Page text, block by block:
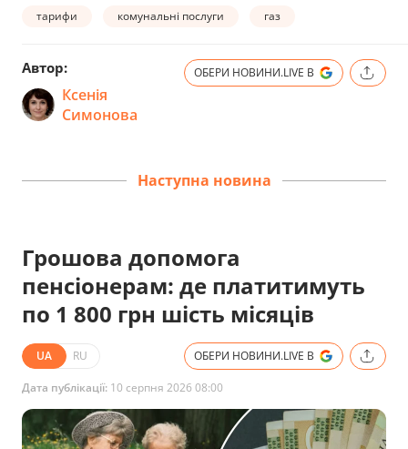
тарифи комунальні послуги газ
Автор:
Ксенія
Симонова
ОБЕРИ НОВИНИ.LIVE В
Наступна новина
Грошова допомога
пенсіонерам: де платитимуть
по 1 800 грн шість місяців
UA RU ОБЕРИ НОВИНИ.LIVE В
Дата публікації: 10 серпня 2026 08:00